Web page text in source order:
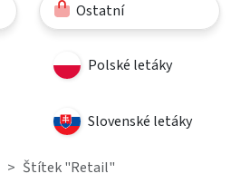
Ostatní
Polské letáky
Slovenské letáky
Štítek "Retail"